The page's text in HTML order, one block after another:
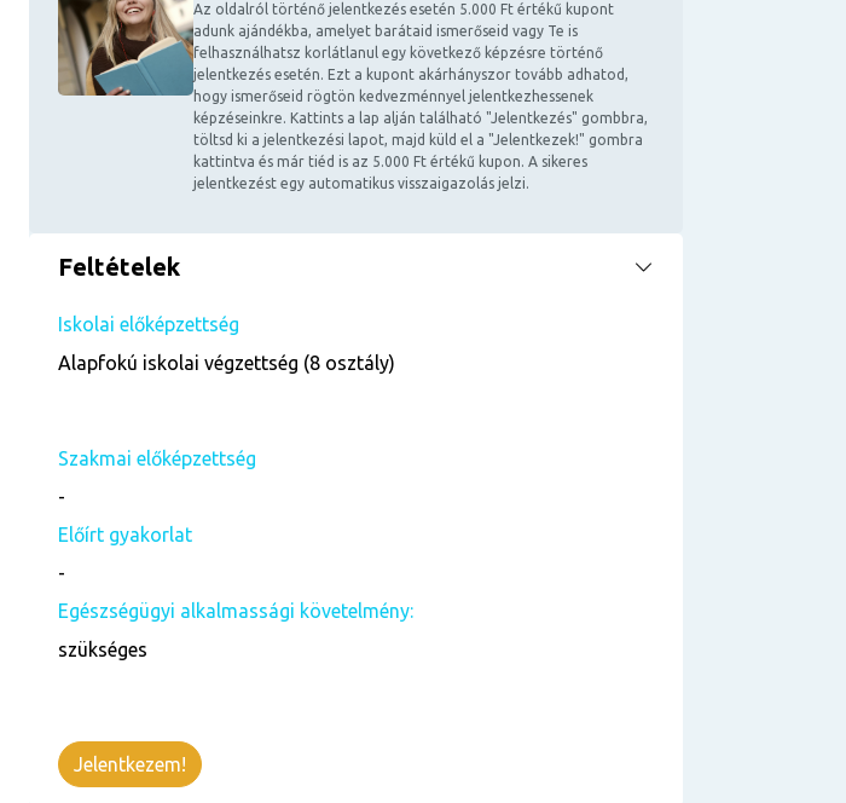
Az oldalról történő jelentkezés esetén 5.000 Ft értékű kupont
adunk ajándékba, amelyet barátaid ismerőseid vagy Te is
felhasználhatsz korlátlanul egy következő képzésre történő
jelentkezés esetén. Ezt a kupont akárhányszor tovább adhatod,
hogy ismerőseid rögtön kedvezménnyel jelentkezhessenek
képzéseinkre. Kattints a lap alján található "Jelentkezés" gombbra,
töltsd ki a jelentkezési lapot, majd küld el a "Jelentkezek!" gombra
kattintva és már tiéd is az 5.000 Ft értékű kupon. A sikeres
jelentkezést egy automatikus visszaigazolás jelzi.
Feltételek
Iskolai előképzettség
Alapfokú iskolai végzettség (8 osztály)
Szakmai előképzettség
-
Előírt gyakorlat
-
Egészségügyi alkalmassági követelmény:
szükséges
Jelentkezem!